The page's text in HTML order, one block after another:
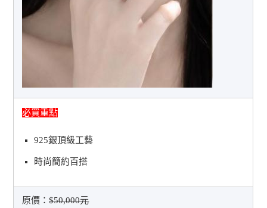
必買重點
925銀頂級工藝
時尚簡約百搭
原價：$50,000元